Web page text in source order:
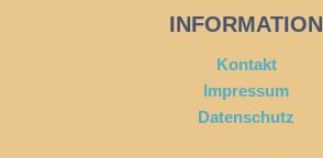
INFORMATION
Kontakt
Impressum
Datenschutz